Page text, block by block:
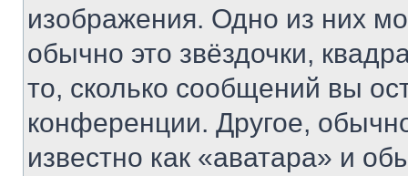
изображения. Одно из них
обычно это звёздочки,
то, сколько сообщений вы
конференции. Другое,
известно как «аватара» и